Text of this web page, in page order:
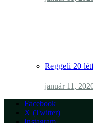
Reggeli 20
január 11,
Facebook
X (Twitter)